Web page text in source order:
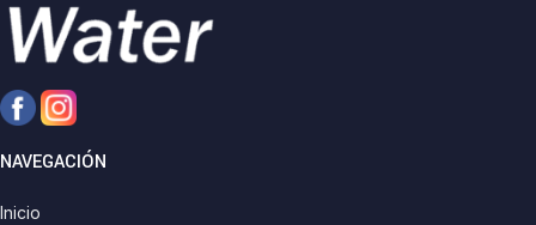
NAVEGACIÓN
Inicio